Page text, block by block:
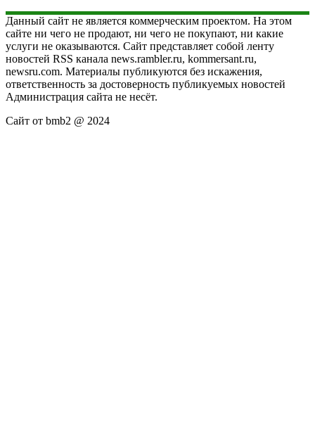
Данный сайт не является коммерческим проектом. На этом
сайте ни чего не продают, ни чего не покупают, ни какие
услуги не оказываются. Сайт представляет собой ленту
новостей RSS канала news.rambler.ru, kommersant.ru,
newsru.com. Материалы публикуются без искажения,
ответственность за достоверность публикуемых новостей
Администрация сайта не несёт.
Сайт от bmb2 @ 2024